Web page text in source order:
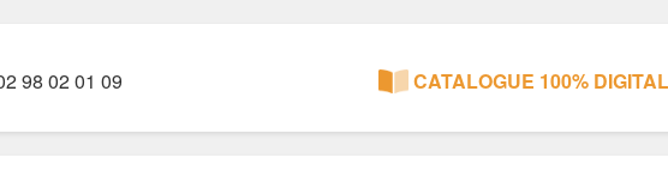
98 02 01 09 CATALOGUE 100% DIGITAL